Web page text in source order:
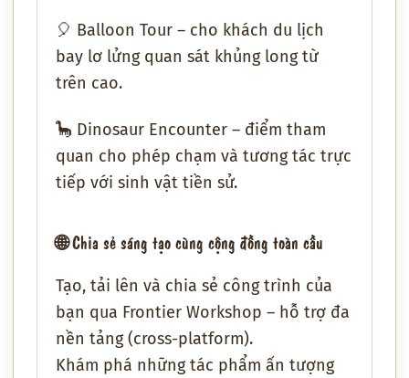
🎈 Balloon Tour – cho khách du lịch
bay lơ lửng quan sát khủng long từ
trên cao.
🦕 Dinosaur Encounter – điểm tham
quan cho phép chạm và tương tác trực
tiếp với sinh vật tiền sử.
🌐Chia sẻ sáng tạo cùng cộng đồng toàn cầu
Tạo, tải lên và chia sẻ công trình của
bạn qua Frontier Workshop – hỗ trợ đa
nền tảng (cross-platform).
Khám phá nhữngtác phẩm ấn tượng